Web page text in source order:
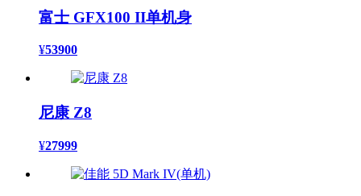
富士 GFX100 II单机身
¥53900
尼康 Z8
¥27999